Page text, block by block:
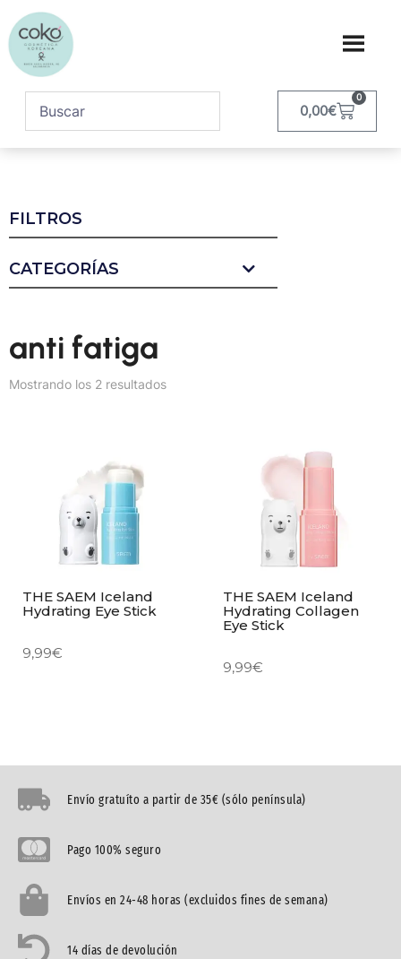
0,00€
0
FILTROS
CATEGORÍAS
anti fatiga
Mostrando los 2 resultados
THE SAEM Iceland
Hydrating Eye Stick
9,99€
THE SAEM Iceland
Hydrating Collagen
Eye Stick
9,99€
Envío gratuíto a partir de 35€ (sólo península)
Pago 100% seguro
Envíos en 24-48 horas (excluidos fines de semana)
14 días de devolución